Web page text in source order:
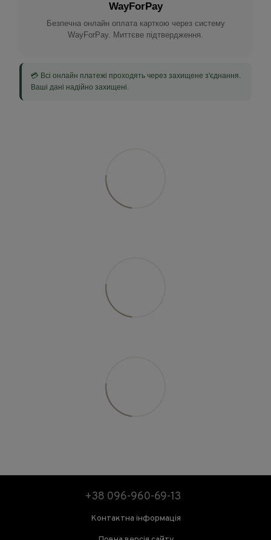
WayForPay
Безпечна онлайн оплата карткою через систему
WayForPay. Миттєве підтвердження.
💳 Всі онлайн платежі проходять через захищене з'єднання.
Ваші дані надійно захищені.
+38 096-960-69-13
Контактна інформація